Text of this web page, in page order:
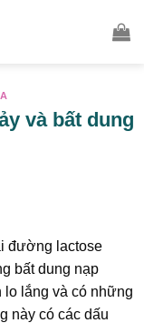
và bất dung
đường lactose
bất dung nạp
lắng và có những
này có các dấu